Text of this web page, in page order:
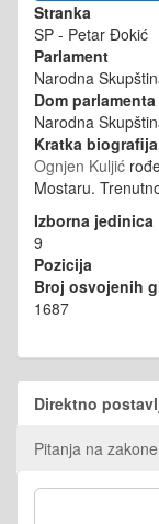
Stranka
SP - Petar Đokić
Parlament
Narodna
Dom parlamenta
Narodna
Kratka biografija
Ognjen Kuljić
Mostaru.
Izborna jedinica
9
Pozicija
Broj osvojenih
1687
Direktno
Pitanja na